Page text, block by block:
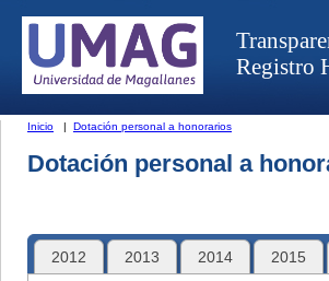
Registro
Inicio | Dotación personal a honorarios
Dotación personal a
2012 2013 2014 2015